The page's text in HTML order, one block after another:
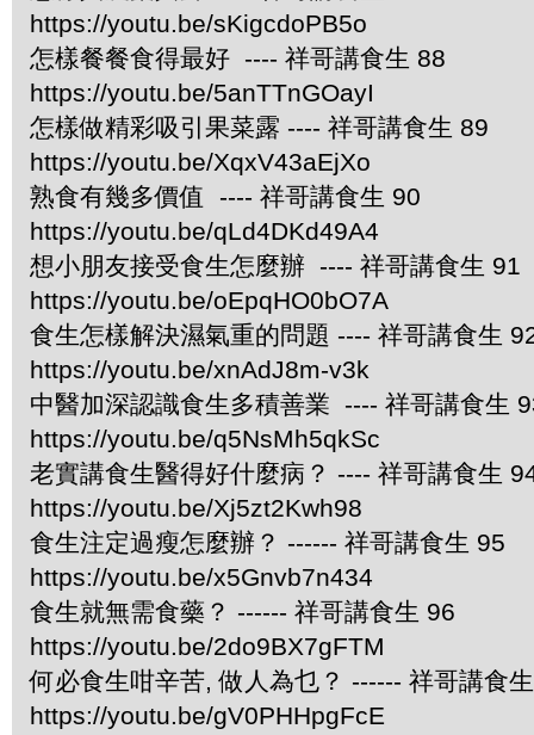
https://youtu.be/sKigcdoPB5o
怎樣餐餐食得最好 ---- 祥哥講食生 88
https://youtu.be/5anTTnGOayI
怎樣做精彩吸引果菜露 ---- 祥哥講食生 89
https://youtu.be/XqxV43aEjXo
熟食有幾多價值 ---- 祥哥講食生 90
https://youtu.be/qLd4DKd49A4
想小朋友接受食生怎麼辦 ---- 祥哥講食生 91
https://youtu.be/oEpqHO0bO7A
食生怎樣解決濕氣重的問題 ---- 祥哥講食生
https://youtu.be/xnAdJ8m-v3k
中醫加深認識食生多積善業 ---- 祥哥講食生
https://youtu.be/q5NsMh5qkSc
老實講食生醫得好什麼病？ ---- 祥哥講食生
https://youtu.be/Xj5zt2Kwh98
食生注定過瘦怎麼辦？ ------ 祥哥講食生 95
https://youtu.be/x5Gnvb7n434
食生就無需食藥？ ------ 祥哥講食生 96
https://youtu.be/2do9BX7gFTM
何必食生咁辛苦, 做人為乜？ ------ 祥哥講食
https://youtu.be/gV0PHHpgFcE